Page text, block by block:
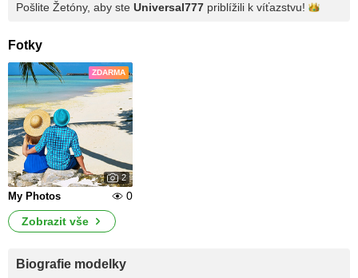
Pošlite Žetóny, aby ste Universal777 priblížili k víťazstvu!
Fotky
ZDARMA
2
My Photos
0
Zobrazit vše
Biografie modelky